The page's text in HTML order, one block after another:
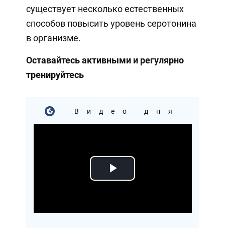
существует несколько естественных
способов повысить уровень серотонина
в организме.
Оставайтесь активными и регулярно
тренируйтесь
Видео дня
Play